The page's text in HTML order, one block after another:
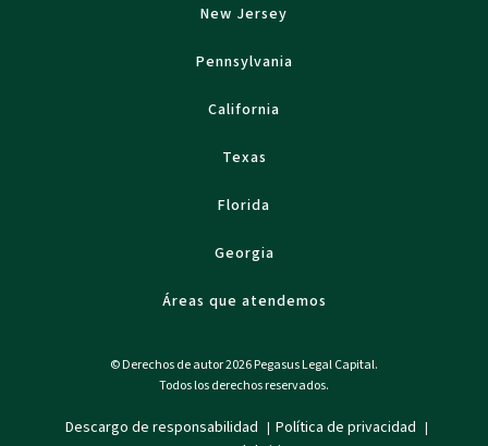
New Jersey
Pennsylvania
California
Texas
Florida
Georgia
Áreas que atendemos
© Derechos de autor 2026 Pegasus Legal Capital.
Todos los derechos reservados.
Descargo de responsabilidad | Política de privacidad |